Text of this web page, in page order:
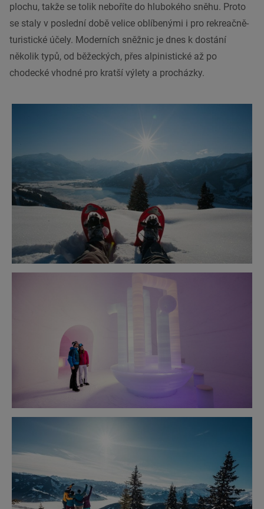
plochu, takže se tolik neboříte do hlubokého sněhu. Proto
se staly v poslední době velice oblíbenými i pro rekreačně-
turistické účely. Moderních sněžnic je dnes k dostání
několik typů, od běžeckých, přes alpinistické až po
chodecké vhodné pro kratší výlety a procházky.